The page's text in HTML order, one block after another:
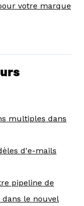
votre marque
multiples dans
d'e-mails
pipeline de
le nouvel